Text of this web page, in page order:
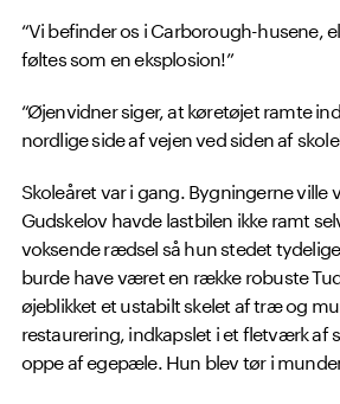
“Vi befinder os i Carborough-husene,
føltes som en eksplosion!”
“Øjenvidner siger, at køretøjet ramte
nordlige side af vejen ved siden af
Skoleåret var i gang. Bygningerne
Gudskelov havde lastbilen ikke ramt
voksende rædsel så hun stedet
burde have været en række robuste
øjeblikket et ustabilt skelet af træ og
restaurering, indkapslet i et fletværk af
oppe af egepæle. Hun blev tør i